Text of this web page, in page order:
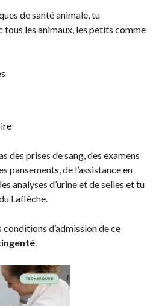
de santé animale, tu
les animaux, les petits comme
des prises de sang, des examens
pansements, de l’assistance en
analyses d’urine et de selles et tu
Laflèche.
d’admission de ce
.